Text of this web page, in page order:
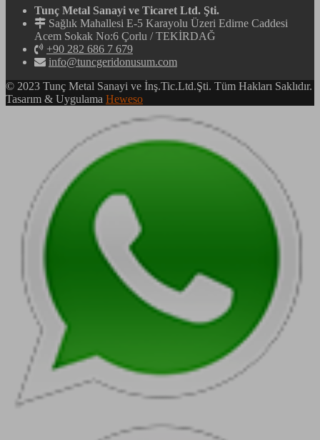
Tunç Metal Sanayi ve Ticaret Ltd. Şti.
Sağlık Mahallesi E-5 Karayolu Üzeri Edirne Caddesi
Acem Sokak No:6 Çorlu / TEKİRDAĞ
+90 282 686 7 679
info@tuncgeridonusum.com
© 2023 Tunç Metal Sanayi ve İnş.Tic.Ltd.Şti. Tüm Hakları Saklıdır.
Tasarım & Uygulama Heweso